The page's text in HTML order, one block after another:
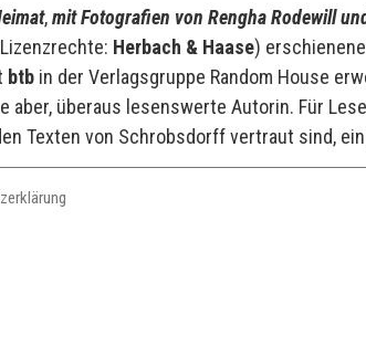
,mit Fotografien von Rengha Rodewill
Herbach & Haase)
btb in der Verlagsgruppe Random House
aber, überaus lesenswerte Autorin. Für
Texten von Schrobsdorff vertraut sind,